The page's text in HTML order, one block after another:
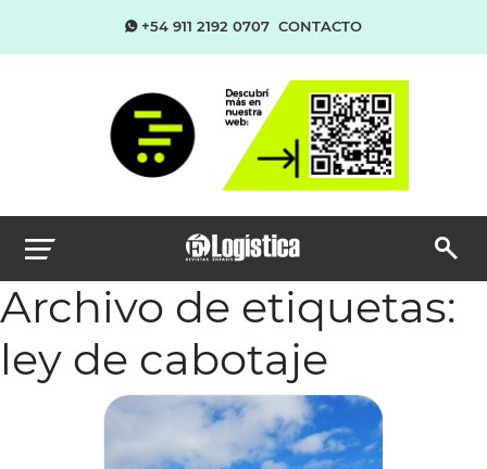
+54 911 2192 0707 CONTACTO
Archivo de etiquetas:
ley de cabotaje